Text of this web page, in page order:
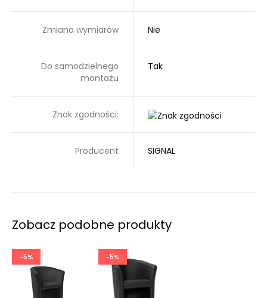
Zmiana wymiarów Nie
Do samodzielnego
montażu
Tak
Znak zgodności:
Producent SIGNAL
Zobacz podobne produkty
-5% -5%